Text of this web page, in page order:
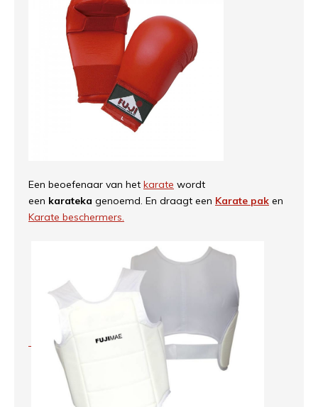
Een beoefenaar van het karate wordt
een karateka genoemd. En draagt een Karate pak en
Karate beschermers.